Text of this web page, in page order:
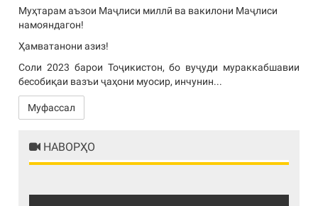
Муҳтарам аъзои Маҷлиси миллӣ ва вакилони Маҷлиси
намояндагон!
Ҳамватанони азиз!
Соли 2023 барои Тоҷикистон, бо вуҷуди мураккабшавии
бесобиқаи вазъи ҷаҳони муосир, инчунин...
Муфассал
НАВОРҲО